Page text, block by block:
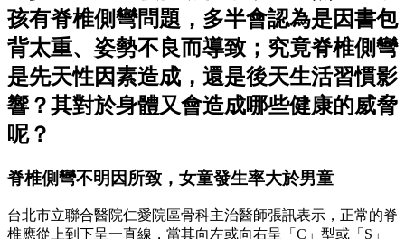
孩有脊椎側彎問題，多半會認為是因書包
背太重、姿勢不良而導致；究竟脊椎側彎
是先天性因素造成，還是後天生活習慣影
響？其對於身體又會造成哪些健康的威脅
呢？
脊椎側彎不明因所致，女童發生率大於男童
台北市立聯合醫院仁愛院區骨科主治醫師張訊表示，正常的脊
椎應從上到下呈一直線，當其向左或向右呈「C」型或「S」